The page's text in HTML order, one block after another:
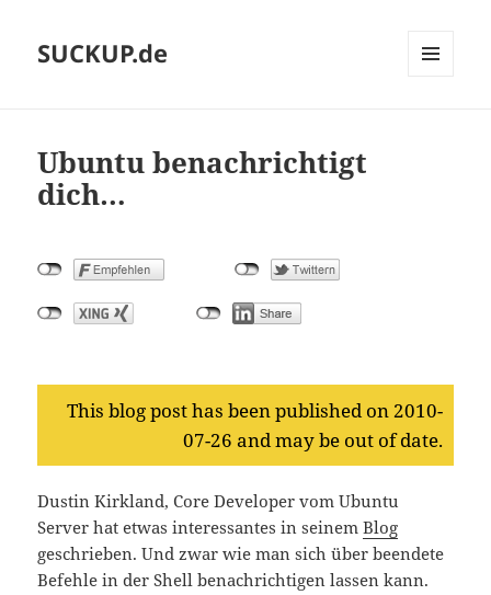
SUCKUP.de
Ubuntu benachrichtigt
dich…
This blog post has been published on 2010-
07-26 and may be out of date.
Dustin Kirkland, Core Developer vom Ubuntu
Server hat etwas interessantes in seinemBlog
geschrieben. Und zwar wie man sich über beendete
Befehle in der Shell benachrichtigen lassen kann.